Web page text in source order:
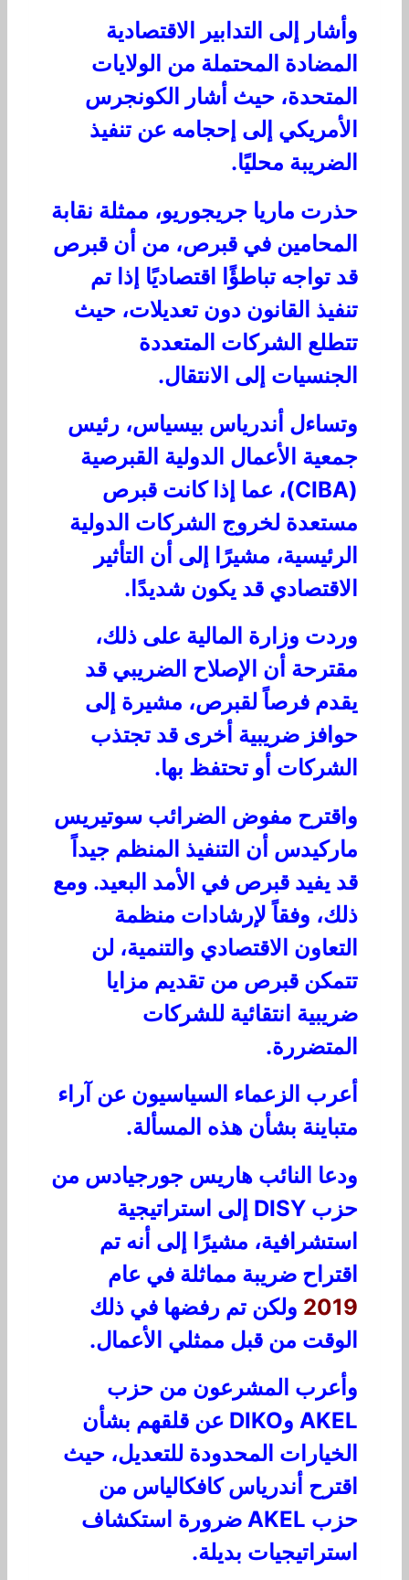
وأشار إلى التدابير الاقتصادية
المضادة المحتملة من الولايات
المتحدة، حيث أشار الكونجرس
الأمريكي إلى إحجامه عن تنفيذ
الضريبة محليًا.
حذرت ماريا جريجوريو، ممثلة نقابة
المحامين في قبرص، من أن قبرص
قد تواجه تباطؤًا اقتصاديًا إذا تم
تنفيذ القانون دون تعديلات، حيث
تتطلع الشركات المتعددة
الجنسيات إلى الانتقال.
وتساءل أندرياس بيسياس، رئيس
جمعية الأعمال الدولية القبرصية
(CIBA)، عما إذا كانت قبرص
مستعدة لخروج الشركات الدولية
الرئيسية، مشيرًا إلى أن التأثير
الاقتصادي قد يكون شديدًا.
وردت وزارة المالية على ذلك،
مقترحة أن الإصلاح الضريبي قد
يقدم فرصاً لقبرص، مشيرة إلى
حوافز ضريبية أخرى قد تجتذب
الشركات أو تحتفظ بها.
واقترح مفوض الضرائب سوتيريس
ماركيدس أن التنفيذ المنظم جيداً
قد يفيد قبرص في الأمد البعيد. ومع
ذلك، وفقاً لإرشادات منظمة
التعاون الاقتصادي والتنمية، لن
تتمكن قبرص من تقديم مزايا
ضريبية انتقائية للشركات
المتضررة.
أعرب الزعماء السياسيون عن آراء
متباينة بشأن هذه المسألة.
ودعا النائب هاريس جورجيادس من
حزب DISY إلى استراتيجية
استشرافية، مشيرًا إلى أنه تم
اقتراح ضريبة مماثلة في عام
2019 ولكن تم رفضها في ذلك
الوقت من قبل ممثلي الأعمال.
وأعرب المشرعون من حزب
AKEL وDIKO عن قلقهم بشأن
الخيارات المحدودة للتعديل، حيث
اقترح أندرياس كافكالياس من
حزب AKEL ضرورة استكشاف
استراتيجيات بديلة.